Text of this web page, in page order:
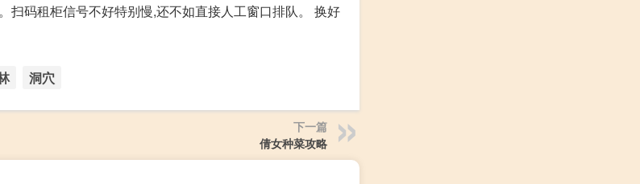
扫码租柜信号不好特别慢,还不如直接人工窗口排队。 换好
洞穴
下一篇
倩女种菜攻略